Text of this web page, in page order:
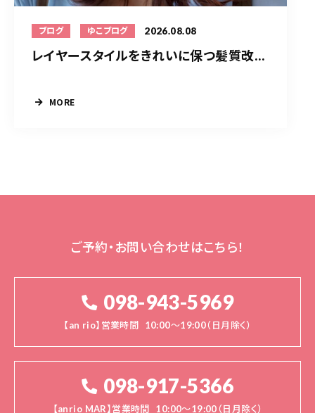
ブログ ゆこブログ 2026.08.08
レイヤースタイルをきれいに保つ髪質改...
MORE
ご予約・お問い合わせはこちら！
098-943-5969
【an rio】営業時間 10:00～19:00（日月除く）
098-917-5366
【anrio MAR】営業時間 10:00～19:00（日月除く）